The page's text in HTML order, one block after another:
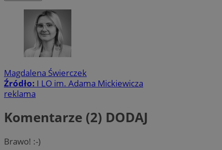
Magdalena Świerczek
Źródło: I LO im. Adama Mickiewicza
reklama
Komentarze (2) DODAJ
Brawo! :-)